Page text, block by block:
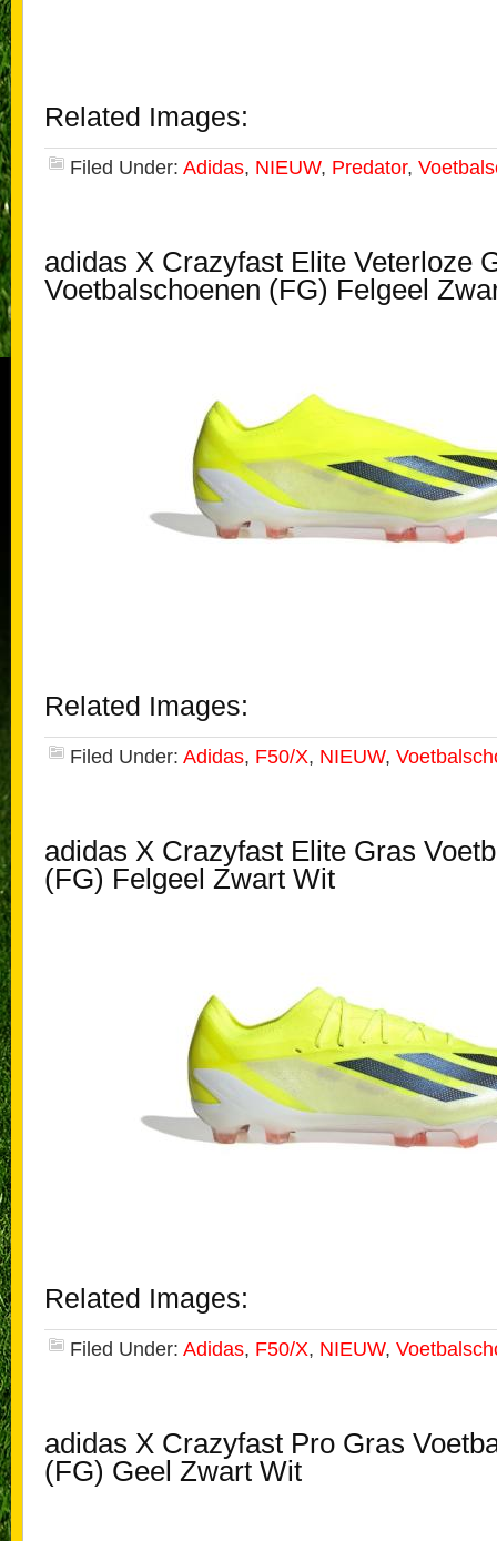
Related Images:
Filed Under: Adidas, NIEUW, Predator,
adidas X Crazyfast Elite Veterloze
Voetbalschoenen (FG) Felgeel
Related Images:
Filed Under: Adidas, F50/X, NIEUW,
adidas X Crazyfast Elite Gras
(FG) Felgeel Zwart Wit
Related Images:
Filed Under: Adidas, F50/X, NIEUW,
adidas X Crazyfast Pro Gras
(FG) Geel Zwart Wit